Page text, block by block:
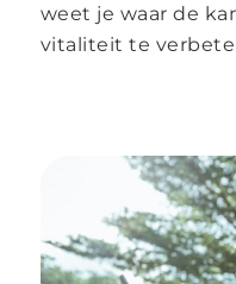
weet je waar de
vitaliteit te